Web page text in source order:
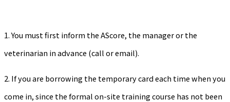
1. You must first inform the AScore, the manager or the
veterinarian in advance (call or email).
2. If you are borrowing the temporary card each time when you
come in, since the formal on-site training course has not been